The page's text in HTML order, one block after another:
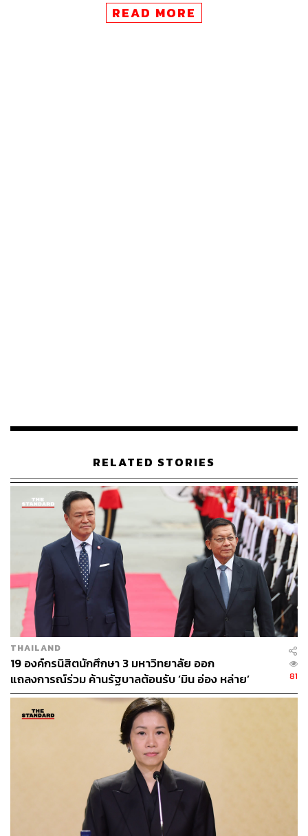
ศุภจี ระบุว่า การเจรจาซื้อขายข้าวในรูปแบบ G to G มีความ
ซับซ้อนและต้องผ่านกระบวนการพิจารณาหลายขั้นตอน โดย
อารดา เฟื่องทอง อธิบดีกรมการค้าต่างประเทศ กล่าวเสริมว่า
กิจกรรมที่จะบุกตลาดเดิมและตลาดใหม่ที่มีศักยภาพ รวมไป
ถึงการส่งเสริมศักยภาพของSMEs ตามข้อสั่งการของท่าน
รัฐมนตรีว่าการกระทรวงพาณิชย์อย่างต่อเนื่อง ซึ่งมีทั้ง
กิจกรรมที่ได้ดำเนินการแล้วและอยู่ระหว่างดำเนินการ เช่น
ตลาดข้าวคุณภาพสูง และข้าวเพื่อสุขภาพ เช่น เยอรมนี สวิต
เซอร์แลนด์ สหรัฐอเมริกา แคนาดา จีน สหรัฐอาหรับเอมิเรตส์
ซาอุดีอาระเบีย และออสเตรเลีย รวมถึงการผลักดันข้าวขาว
และข้าวนึ่งในตลาดเอเชียและแอฟริกา เพื่อสร้างความเชื่อ
มั่นในมาตรฐานและคุณภาพข้าวไทย
ตั้งเป้าส่งออกข้าวไทยปีนี้ 7 ล้านตัน
สำหรับสถานการณ์การส่งออกข้าวไทยในปี 2568 ไทยส่ง
ออกข้าวรวมทั้งสิ้นปริมาณ 7,899,987 ตัน มูลค่า 148,204
ล้านบาท ซึ่งเกินกว่าเป้าหมายที่ตั้งไว้ 7.5 ล้านตัน สำหรับในปี
2569 คาดการณ์ว่าไทยจะสามารถส่งออกข้าวได้ 7 ล้านตัน
โดยล่าสุดในเดือนมกราคม ไทยส่งออกข้าวแล้ว 530,215.64
ตัน มูลค่ากว่า 9,703.36 ล้านบาท โดยมีตลาดหลัก ได้แก่ อิรัก
สหรัฐอเมริกา แอฟริกาใต้ มาเลเซีย แองโกลา แคเมอรูน
เซเนกัล และจีน ในขณะที่ตลาดข้าวคุณภาพสูง และข้าวเพื่อ
สุขภาพ ยังมีทิศทางการเติบโตอย่างต่อเนื่อง
READ MORE
RELATED STORIES
THAILAND
19 องค์กรนิสิตนักศึกษา 3 มหาวิทยาลัย ออก
แถลงการณ์ร่วม ค้านรัฐบาลต้อนรับ ‘มิน อ่อง หล่าย’
81